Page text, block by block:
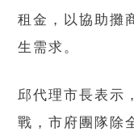
租金，以協助攤
生需求。
邱代理市長表示
戰，市府團隊除